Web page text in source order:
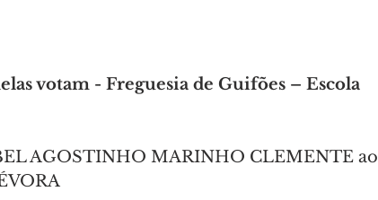
votam - Freguesia de Guifões – Escola
AGOSTINHO MARINHO CLEMENTE ao